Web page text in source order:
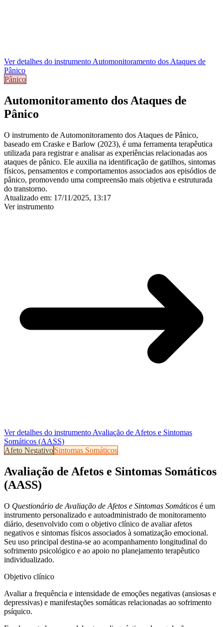
Ver detalhes do instrumento Automonitoramento dos Ataques de
Pânico
Pânico
Automonitoramento dos Ataques de
Pânico
O instrumento de Automonitoramento dos Ataques de Pânico,
baseado em Craske e Barlow (2023), é uma ferramenta terapêutica
utilizada para registrar e analisar as experiências relacionadas aos
ataques de pânico. Ele auxilia na identificação de gatilhos, sintomas
físicos, pensamentos e comportamentos associados aos episódios de
pânico, promovendo uma compreensão mais objetiva e estruturada
do transtorno.
Atualizado em: 17/11/2025, 13:17
Ver instrumento
Ver detalhes do instrumento Avaliação de Afetos e Sintomas
Somáticos (AASS)
Afeto NegativoSintomas Somáticos
Avaliação de Afetos e Sintomas Somáticos
(AASS)
O Questionário de Avaliação de Afetos e Sintomas Somáticos é um
instrumento personalizado e autoadministrado de monitoramento
diário, desenvolvido com o objetivo clínico de avaliar afetos
negativos e sintomas físicos associados à somatização emocional.
Seu uso principal destina-se ao acompanhamento longitudinal do
sofrimento psicológico e ao apoio no planejamento terapêutico
individualizado.
Objetivo clínico
Avaliar a frequência e intensidade de emoções negativas (ansiosas e
depressivas) e manifestações somáticas relacionadas ao sofrimento
psíquico.